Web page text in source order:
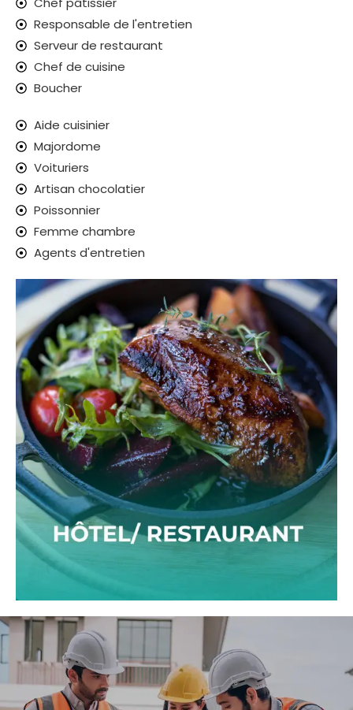
Responsable de l'entretien
Serveur de restaurant
Chef de cuisine
Boucher
Aide cuisinier
Majordome
Voituriers
Artisan chocolatier
Poissonnier
Femme chambre
Agents d'entretien